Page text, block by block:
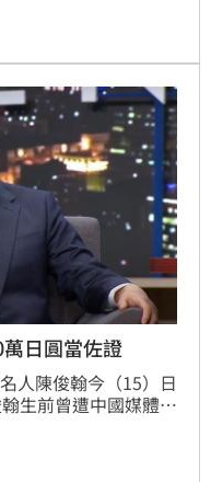
瓏接棒主持，先前賀
報周刊CTWANT直擊
完全不受影響。
日圓當佐證
人陳俊翰今（15）日
生前曾遭中國媒體人
台發文，再度向陳